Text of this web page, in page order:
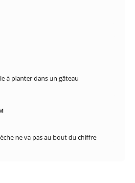
à planter dans un gâteau
ne va pas au bout du chiffre